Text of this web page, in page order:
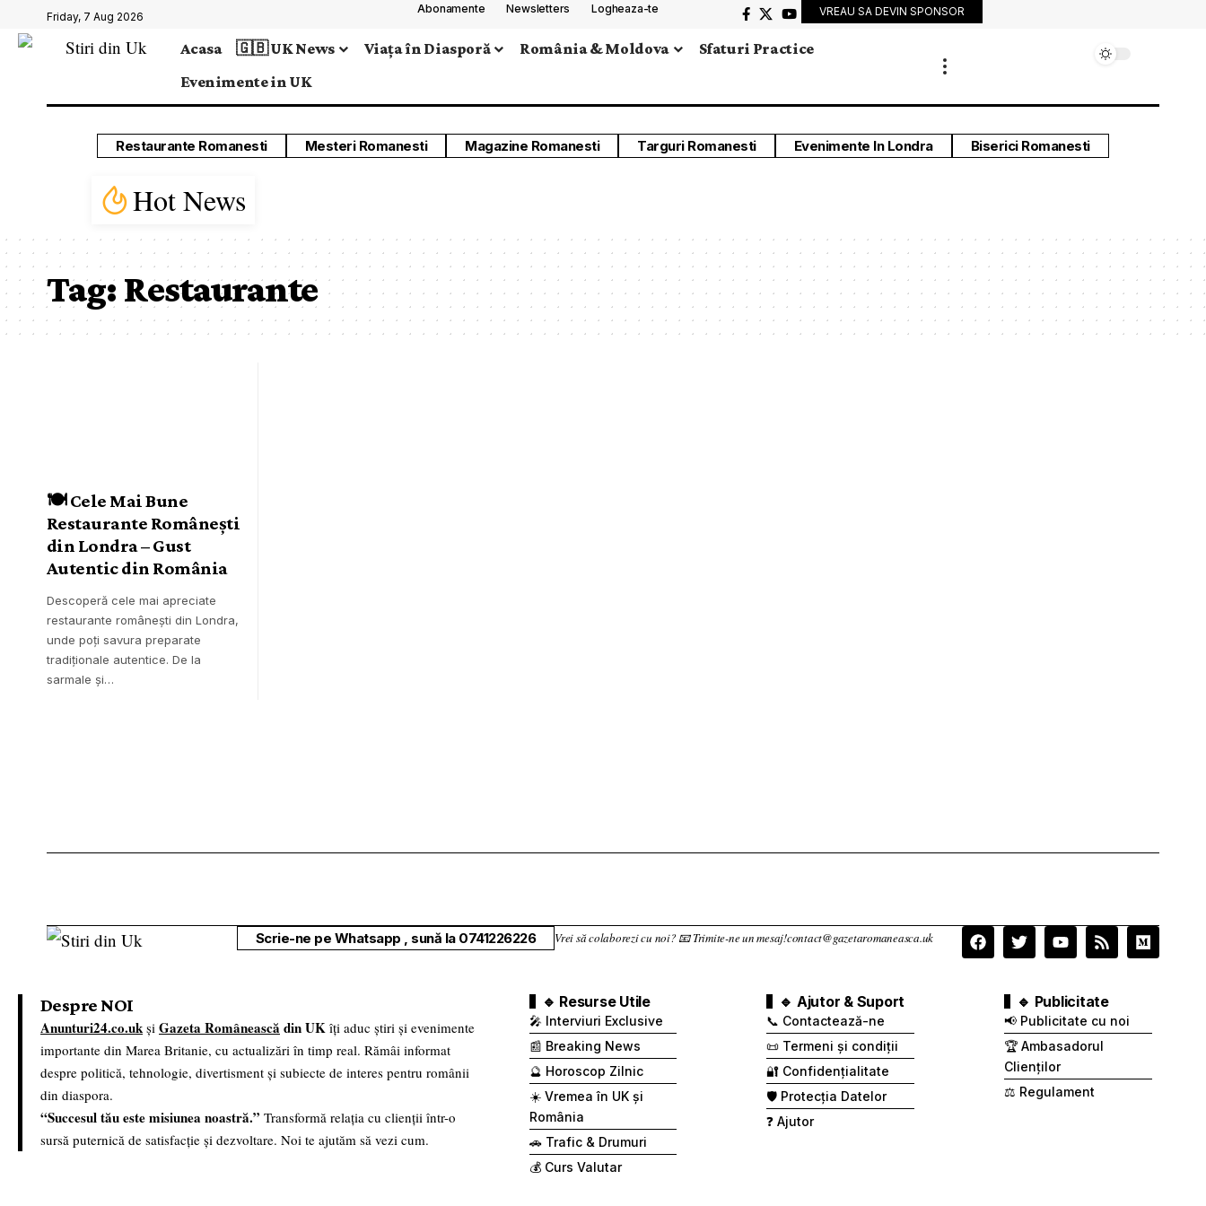
Friday, 7 Aug 2026
Abonamente Newsletters Logheaza-te VREAU SA DEVIN SPONSOR
Acasa 🇬🇧 UK News Viața în Diasporă România & Moldova
Sfaturi Practice
Evenimente in UK
Biserici Romanesti
Evenimente In Londra
Targuri Romanesti
Magazine Romanesti
Mesteri Romanesti
Restaurante Romanesti
Hot News
Tag: Restaurante
🍽️ Cele Mai Bune
Restaurante Românești
din Londra – Gust
Autentic din România
Descoperă cele mai apreciate
restaurante românești din Londra,
unde poți savura preparate
tradiționale autentice. De la
sarmale și…
Scrie-ne pe Whatsapp , sună la 0741226226 Vrei să colaborezi cu noi? 📧 Trimite-ne un mesaj!contact@gazetaromaneasca.uk
Despre NOI
Anunturi24.co.uk și Gazeta Românească din UK îți aduc știri și evenimente
importante din Marea Britanie, cu actualizări în timp real. Rămâi informat
despre politică, tehnologie, divertisment și subiecte de interes pentru românii
din diaspora.
“Succesul tău este misiunea noastră.” Transformă relația cu clienții într-o
sursă puternică de satisfacție și dezvoltare. Noi te ajutăm să vezi cum.
🔹 Resurse Utile
🎤 Interviuri Exclusive
📰 Breaking News
🔮 Horoscop Zilnic
☀️ Vremea în UK și
România
🚗 Trafic & Drumuri
💰 Curs Valutar
🔹 Ajutor & Suport
📞 Contactează-ne
📜 Termeni și condiții
🔐 Confidențialitate
🛡️ Protecția Datelor
❓ Ajutor
🔹 Publicitate
📢 Publicitate cu noi
🏆 Ambasadorul
Clienților
⚖️ Regulament